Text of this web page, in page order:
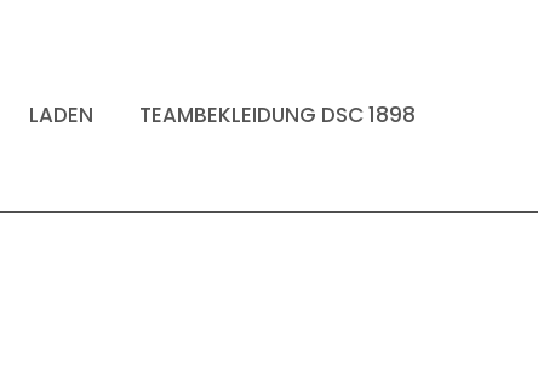
LADEN
TEAMBEKLEIDUNG DSC 1898